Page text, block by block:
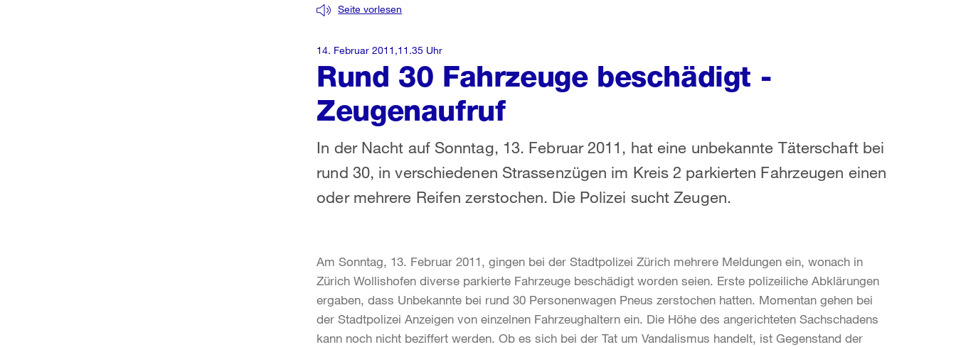
Rund 30 Fahrzeuge beschädigt -
Zeugenaufruf
Seite vorlesen
In der Nacht auf Sonntag, 13. Februar 2011, hat eine unbekannte Täterschaft bei
rund 30, in verschiedenen Strassenzügen im Kreis 2 parkierten Fahrzeugen einen
oder mehrere Reifen zerstochen. Die Polizei sucht Zeugen.
14. Februar 2011,11.35 Uhr
Am Sonntag, 13. Februar 2011, gingen bei der Stadtpolizei Zürich mehrere Meldungen ein, wonach in
Zürich Wollishofen diverse parkierte Fahrzeuge beschädigt worden seien. Erste polizeiliche Abklärungen
ergaben, dass Unbekannte bei rund 30 Personenwagen Pneus zerstochen hatten. Momentan gehen bei
der Stadtpolizei Anzeigen von einzelnen Fahrzeughaltern ein. Die Höhe des angerichteten Sachschadens
kann noch nicht beziffert werden. Ob es sich bei der Tat um Vandalismus handelt, ist Gegenstand der